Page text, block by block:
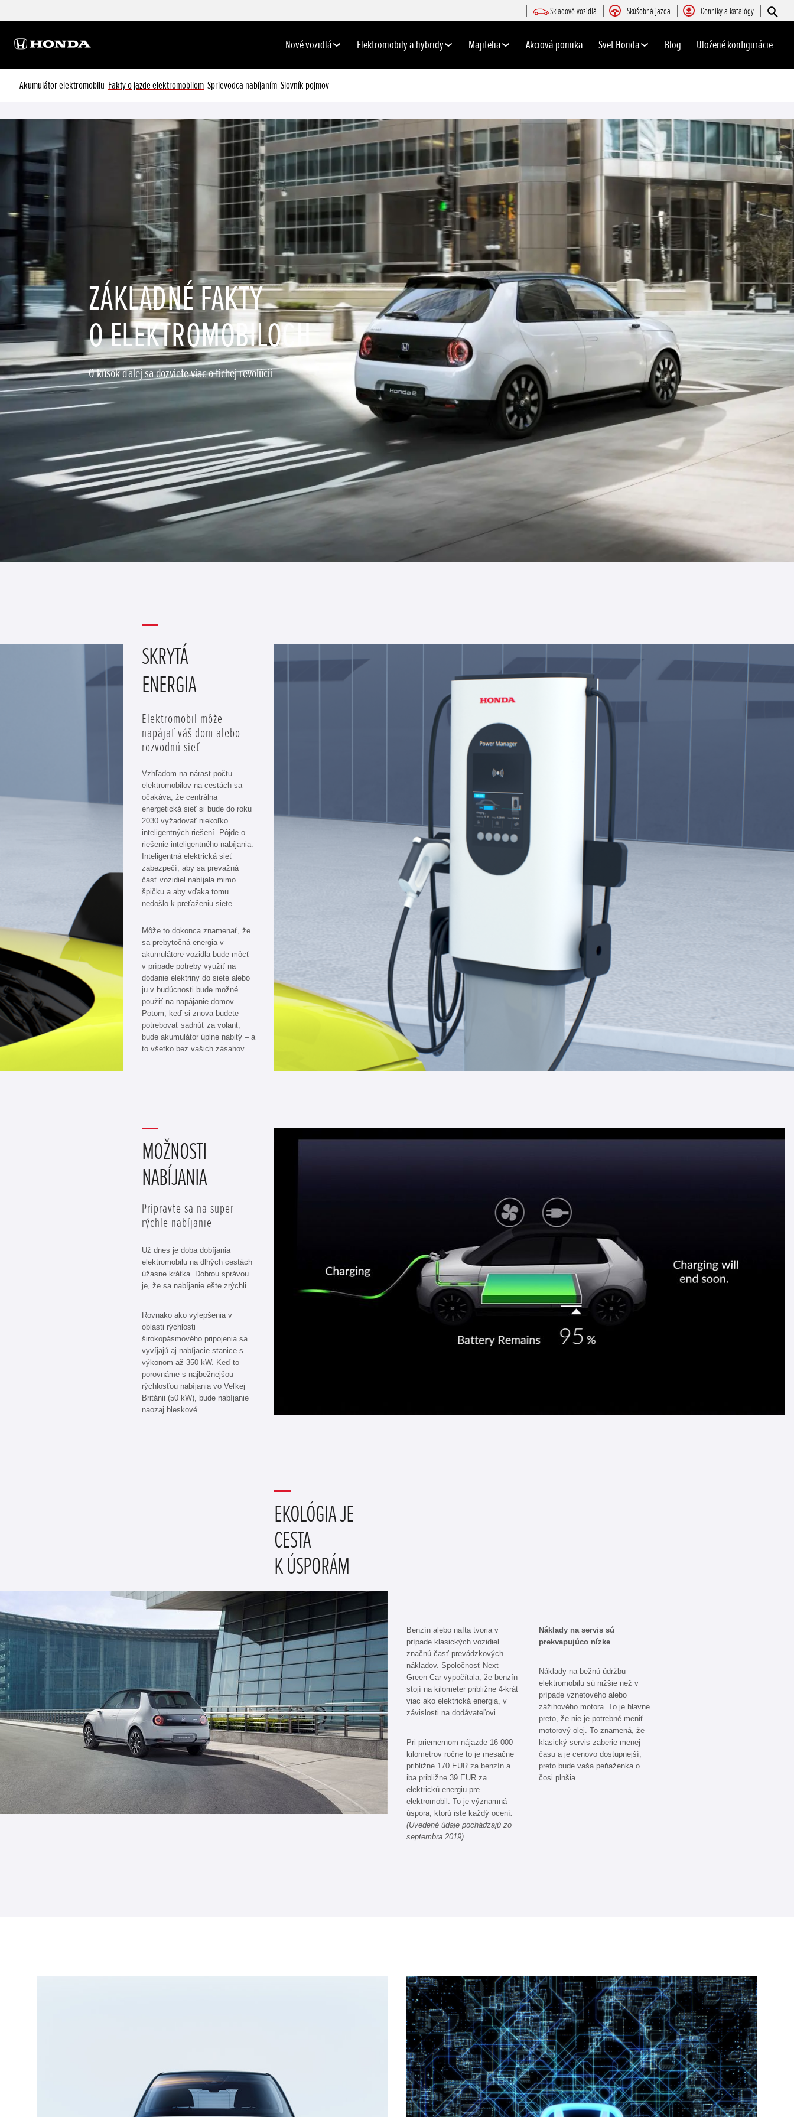
Skladové vozidlá Skúšobná jazda Cenníky a katalógy
Nové vozidlá Elektromobily a hybridy Majitelia Akciová ponuka Svet Honda Blog Uložené konfigurácie
Akumulátor elektromobilu Fakty o jazde elektromobilom Sprievodca nabíjaním Slovník pojmov
ZÁKLADNÉ FAKTY
O ELEKTROMOBILOCH
O kúsok ďalej sa dozviete viac o tichej revolúcii
SKRYTÁ
ENERGIA
Elektromobil môže
napájať váš dom alebo
rozvodnú sieť.
Vzhľadom na nárast počtu
elektromobilov na cestách sa
očakáva, že centrálna
energetická sieť si bude do roku
2030 vyžadovať niekoľko
inteligentných riešení. Pôjde o
riešenie inteligentného nabíjania.
Inteligentná elektrická sieť
zabezpečí, aby sa prevažná
časť vozidiel nabíjala mimo
špičku a aby vďaka tomu
nedošlo k preťaženiu siete.
Môže to dokonca znamenať, že
sa prebytočná energia v
akumulátore vozidla bude môcť
v prípade potreby využiť na
dodanie elektriny do siete alebo
ju v budúcnosti bude možné
použiť na napájanie domov.
Potom, keď si znova budete
potrebovať sadnúť za volant,
bude akumulátor úplne nabitý – a
to všetko bez vašich zásahov.
MOŽNOSTI
NABÍJANIA
Pripravte sa na super
rýchle nabíjanie
Už dnes je doba dobíjania
elektromobilu na dlhých cestách
úžasne krátka. Dobrou správou
je, že sa nabíjanie ešte zrýchli.
Rovnako ako vylepšenia v
oblasti rýchlosti
širokopásmového pripojenia sa
vyvíjajú aj nabíjacie stanice s
výkonom až 350 kW. Keď to
porovnáme s najbežnejšou
rýchlosťou nabíjania vo Veľkej
Británii (50 kW), bude nabíjanie
naozaj bleskové.
EKOLÓGIA JE
CESTA
K ÚSPORÁM
Benzín alebo nafta tvoria v
prípade klasických vozidiel
značnú časť prevádzkových
nákladov. Spoločnosť Next
Green Car vypočítala, že benzín
stojí na kilometer približne 4-krát
viac ako elektrická energia, v
závislosti na dodávateľovi.
Pri priemernom nájazde 16 000
kilometrov ročne to je mesačne
približne 170 EUR za benzín a
iba približne 39 EUR za
elektrickú energiu pre
elektromobil. To je významná
úspora, ktorú iste každý ocení.
(Uvedené údaje pochádzajú zo
septembra 2019)
Náklady na servis sú
prekvapujúco nízke
Náklady na bežnú údržbu
elektromobilu sú nižšie než v
prípade vznetového alebo
zážihového motora. To je hlavne
preto, že nie je potrebné meniť
motorový olej. To znamená, že
klasický servis zaberie menej
času a je cenovo dostupnejší,
preto bude vaša peňaženka o
čosi plnšia.